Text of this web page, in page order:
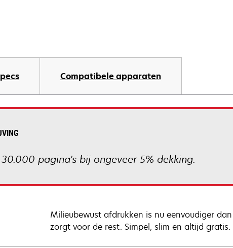
Compatibele apparaten
pagina's bij ongeveer 5% dekking.
Milieubewust afdrukken is nu eenvoudiger
zorgt voor de rest. Simpel, slim en altijd gratis.